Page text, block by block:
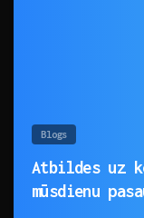
Blogs
Atbildes uz
mūsdienu